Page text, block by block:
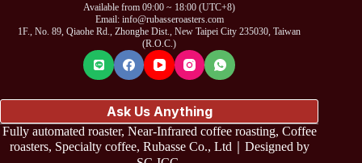
Available from 09:00 ~ 18:00 (UTC+8)
Email: info@rubasseroasters.com
1F., No. 89, Qiaohe Rd., Zhonghe Dist., New Taipei City 235030, Taiwan
(R.O.C.)
Ask Us Anything
Fully automated roaster, Near-Infrared coffee roasting, Coffee
roasters, Specialty coffee, Rubasse Co., Ltd｜Designed by